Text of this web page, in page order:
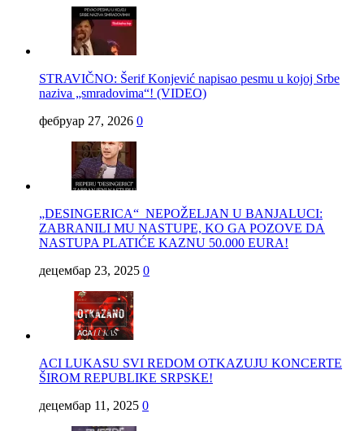
STRAVIČNO: Šerif Konjević napisao pesmu u kojoj Srbe
naziva „smradovima“! (VIDEO)
фебруар 27, 2026 0
„DESINGERICA“ NEPOŽELJAN U BANJALUCI:
ZABRANILI MU NASTUPE, KO GA POZOVE DA
NASTUPA PLATIĆE KAZNU 50.000 EURA!
децембар 23, 2025 0
ACI LUKASU SVI REDOM OTKAZUJU KONCERTE
ŠIROM REPUBLIKE SRPSKE!
децембар 11, 2025 0